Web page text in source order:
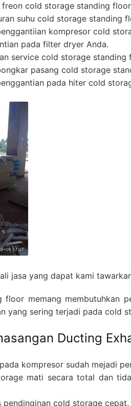
freon cold storage standing
suhu cold storage standing
kompresor cold
pada filter dryer Anda.
service cold storage
pasang cold storage
pada hiter cold
jasa yang dapat kami
floor memang membutuhkan
yang sering terjadi pada cold
Ducting
kompresor sudah mejadi
mati secara total dan
pendinginan cold storage